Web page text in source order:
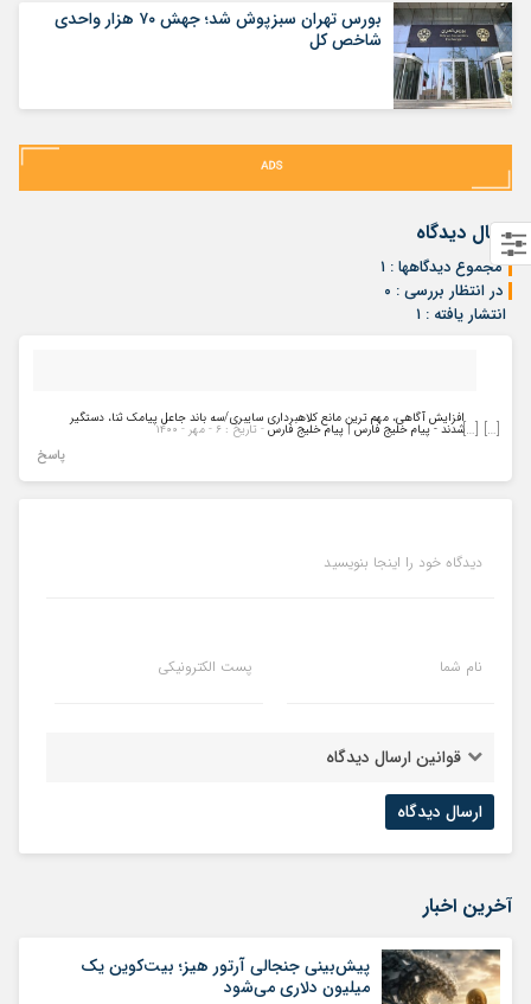
بورس تهران سبزپوش شد؛ جهش ۷۰ هزار واحدی
شاخص کل
ارسال دیدگاه
مجموع دیدگاهها : ۱
در انتظار بررسی : ۰
انتشار یافته : ۱
افزایش آگاهی، مهم ترین مانع کلاهبرداری سایبری/سه باند جاعل پیامک ثنا، دستگیر
شدند - پیام خلیج فارس | پیام خلیج فارس - تاریخ : ۶ - مهر - ۱۴۰۰ […] […]
پاسخ
دیدگاه خود را اینجا بنویسید
نام شما پست الکترونیکی
قوانین ارسال دیدگاه
آخرین اخبار
پیش‌بینی جنجالی آرتور هیز؛ بیت‌کوین یک
میلیون دلاری می‌شود